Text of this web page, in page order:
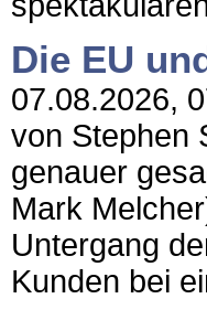
Die EU
07.08.2026,
von Stephen
genauer
Mark
Untergang
Kunden bei